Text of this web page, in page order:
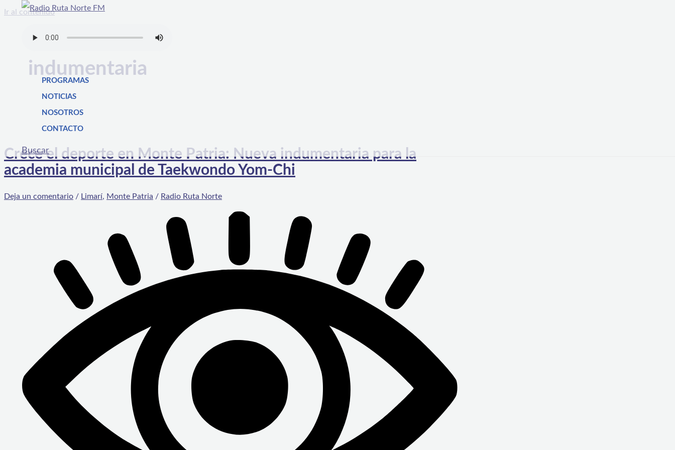
Ir al contenido
PROGRAMAS
NOTICIAS
NOSOTROS
CONTACTO
Buscar
indumentaria
Crece el deporte en Monte Patria: Nueva indumentaria para la
academia municipal de Taekwondo Yom-Chi
Deja un comentario / Limarí, Monte Patria / Radio Ruta Norte